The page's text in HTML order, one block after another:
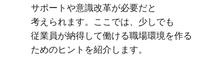
サポートや​意識改革が​必要だと​
考えられます。​ここでは、​少しでも​
従業員が​納得して​働ける​職場環境を​作る​
ための​ヒントを​紹介します。